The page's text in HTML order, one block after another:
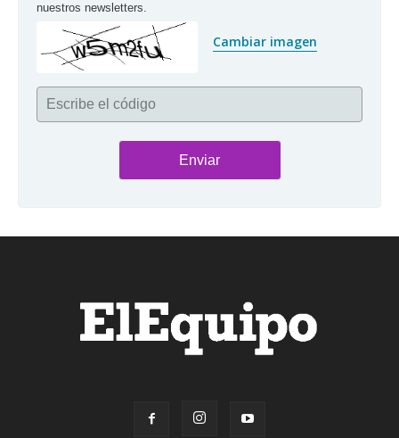
nuestros newsletters.
Cambiar imagen
Escribe el código